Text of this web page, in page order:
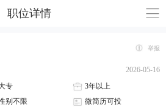
职位详情
举报
2026-05-16
专
3年以上
别不限 微简历可投